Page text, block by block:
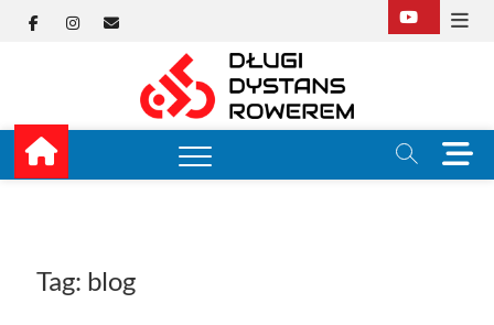
Facebook
Instagram
E-
Długi
M
e
Tag: blog